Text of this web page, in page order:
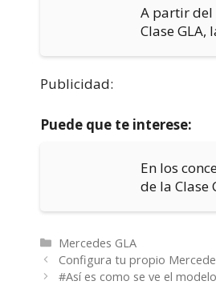
A partir del
Clase GLA,
Publicidad:
Puede que te interese:
En los
de la Clase
Categorías
Mercedes GLA
Configura tu propio
#Así es como se ve el